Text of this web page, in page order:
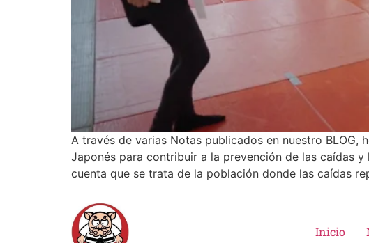
A través de varias Notas publicados en nuestro
Japonés para contribuir a la prevención de las caídas
cuenta que se trata de la población donde las caídas
Inicio